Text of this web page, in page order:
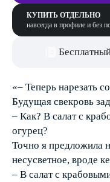
КУПИТЬ ОТДЕЛЬНО
навсегда в профиле и без
«– Теперь нарезать
Будущая свекровь
– Как? В салат с
огурец?
Точно я предложила
несусветное, вроде
– В салат с